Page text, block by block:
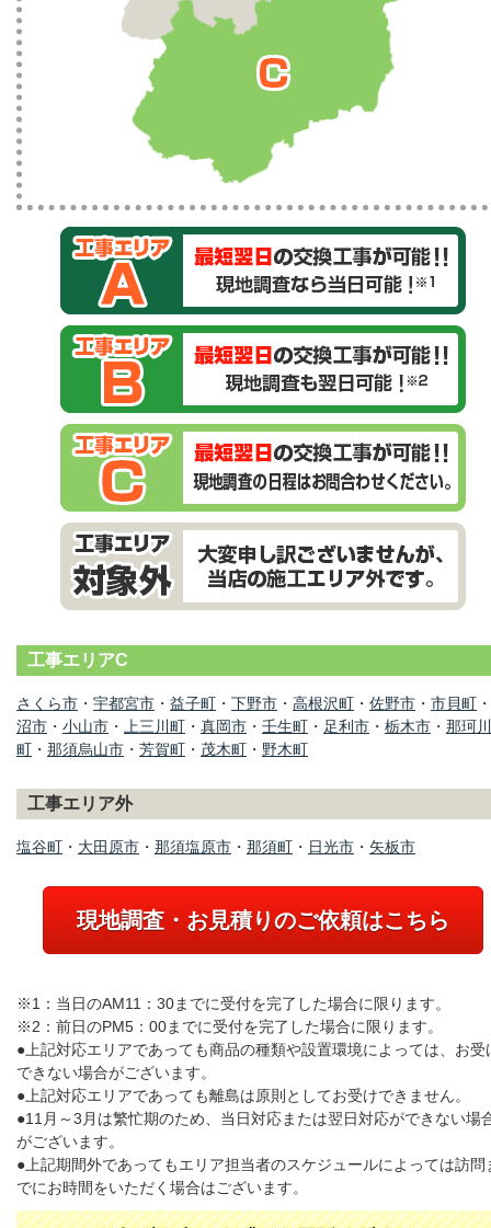
工事エリアC
さくら市 ・ 宇都宮市 ・ 益子町 ・ 下野市 ・ 高根沢町 ・ 佐野市 ・ 市貝町 ・
沼市 ・ 小山市 ・ 上三川町 ・ 真岡市 ・ 壬生町 ・ 足利市 ・ 栃木市 ・ 那珂川
町 ・ 那須烏山市 ・ 芳賀町 ・ 茂木町 ・ 野木町
工事エリア外
塩谷町 ・ 大田原市 ・ 那須塩原市 ・ 那須町 ・ 日光市 ・ 矢板市
現地調査・お見積りのご依頼はこちら
※1：当日のAM11：30までに受付を完了した場合に限ります。
※2：前日のPM5：00までに受付を完了した場合に限ります。
●上記対応エリアであっても商品の種類や設置環境によっては、お受
できない場合がございます。
●上記対応エリアであっても離島は原則としてお受けできません。
●11月～3月は繁忙期のため、当日対応または翌日対応ができない場
がございます。
●上記期間外であってもエリア担当者のスケジュールによっては訪問
でにお時間をいただく場合はございます。